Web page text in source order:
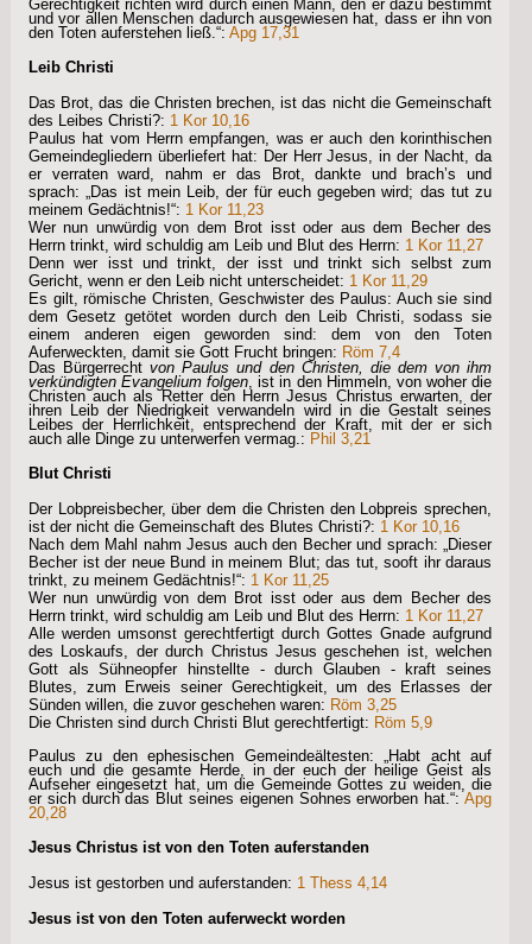
Gerechtigkeit richten wird durch einen Mann, den er dazu bestimmt
und vor allen Menschen dadurch ausgewiesen hat, dass er ihn von
den Toten auferstehen ließ.“: Apg 17,31
Leib Christi
Das Brot, das die Christen brechen, ist das nicht die Gemeinschaft
des Leibes Christi?: 1 Kor 10,16
Paulus hat vom Herrn empfangen, was er auch den korinthischen
Gemeindegliedern überliefert hat: Der Herr Jesus, in der Nacht, da
er verraten ward, nahm er das Brot, dankte und brach’s und
sprach: „Das ist mein Leib, der für euch gegeben wird; das tut zu
meinem Gedächtnis!“: 1 Kor 11,23
Wer nun unwürdig von dem Brot isst oder aus dem Becher des
Herrn trinkt, wird schuldig am Leib und Blut des Herrn: 1 Kor 11,27
Denn wer isst und trinkt, der isst und trinkt sich selbst zum
Gericht, wenn er den Leib nicht unterscheidet: 1 Kor 11,29
Es gilt, römische Christen, Geschwister des Paulus: Auch sie sind
dem Gesetz getötet worden durch den Leib Christi, sodass sie
einem anderen eigen geworden sind: dem von den Toten
Auferweckten, damit sie Gott Frucht bringen: Röm 7,4
Das Bürgerrechtvon Paulus und den Christen, die dem von ihm
verkündigten Evangelium folgen, ist in den Himmeln, von woher die
Christen auch als Retter den Herrn Jesus Christus erwarten, der
ihren Leib der Niedrigkeit verwandeln wird in die Gestalt seines
Leibes der Herrlichkeit, entsprechend der Kraft, mit der er sich
auch alle Dinge zu unterwerfen vermag.: Phil 3,21
Blut Christi
Der Lobpreisbecher, über dem die Christen den Lobpreis sprechen,
ist der nicht die Gemeinschaft des Blutes Christi?: 1 Kor 10,16
Nach dem Mahl nahm Jesus auch den Becher und sprach: „Dieser
Becher ist der neue Bund in meinem Blut; das tut, sooft ihr daraus
trinkt, zu meinem Gedächtnis!“: 1 Kor 11,25
Wer nun unwürdig von dem Brot isst oder aus dem Becher des
Herrn trinkt, wird schuldig am Leib und Blut des Herrn: 1 Kor 11,27
Alle werden umsonst gerechtfertigt durch Gottes Gnade aufgrund
des Loskaufs, der durch Christus Jesus geschehen ist, welchen
Gott als Sühneopfer hinstellte - durch Glauben - kraft seines
Blutes, zum Erweis seiner Gerechtigkeit, um des Erlasses der
Sünden willen, die zuvor geschehen waren: Röm 3,25
Die Christen sind durch Christi Blut gerechtfertigt: Röm 5,9
Paulus zu den ephesischen Gemeindeältesten: „Habt acht auf
euch und die gesamte Herde, in der euch der heilige Geist als
Aufseher eingesetzt hat, um die Gemeinde Gottes zu weiden, die
er sich durch das Blut seines eigenen Sohnes erworben hat.“: Apg
20,28
Jesus Christus ist von den Toten auferstanden
Jesus ist gestorben und auferstanden: 1 Thess 4,14
Jesus ist von den Toten auferweckt worden